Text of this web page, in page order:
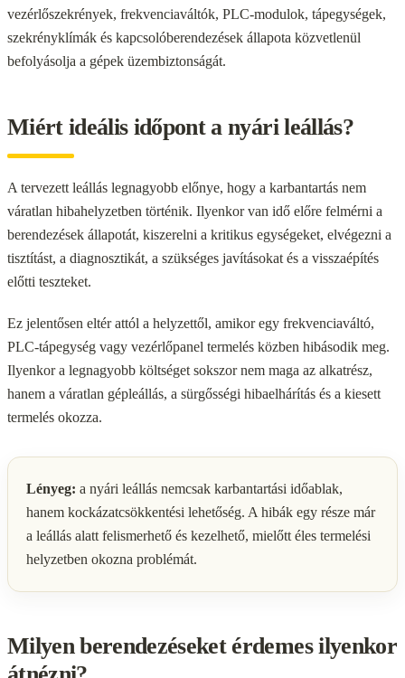
vezérlőszekrények, frekvenciaváltók, PLC-modulok, tápegységek,
szekrényklímák és kapcsolóberendezések állapota közvetlenül
befolyásolja a gépek üzembiztonságát.
Miért ideális időpont a nyári leállás?
A tervezett leállás legnagyobb előnye, hogy a karbantartás nem
váratlan hibahelyzetben történik. Ilyenkor van idő előre felmérni a
berendezések állapotát, kiszerelni a kritikus egységeket, elvégezni a
tisztítást, a diagnosztikát, a szükséges javításokat és a visszaépítés
előtti teszteket.
Ez jelentősen eltér attól a helyzettől, amikor egy frekvenciaváltó,
PLC-tápegység vagy vezérlőpanel termelés közben hibásodik meg.
Ilyenkor a legnagyobb költséget sokszor nem maga az alkatrész,
hanem a váratlan gépleállás, a sürgősségi hibaelhárítás és a kiesett
termelés okozza.
Lényeg: a nyári leállás nemcsak karbantartási időablak,
hanem kockázatcsökkentési lehetőség. A hibák egy része már
a leállás alatt felismerhető és kezelhető, mielőtt éles termelési
helyzetben okozna problémát.
Milyen berendezéseket érdemes ilyenkor